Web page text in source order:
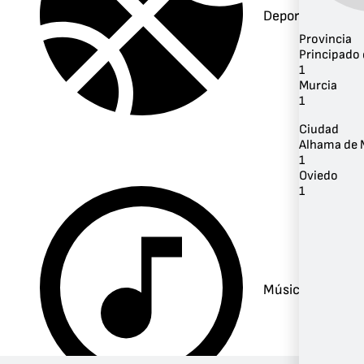
Deportes
Música
Provincia
Principado
1
Murcia
1
Ciudad
Alhama de
1
Oviedo
1